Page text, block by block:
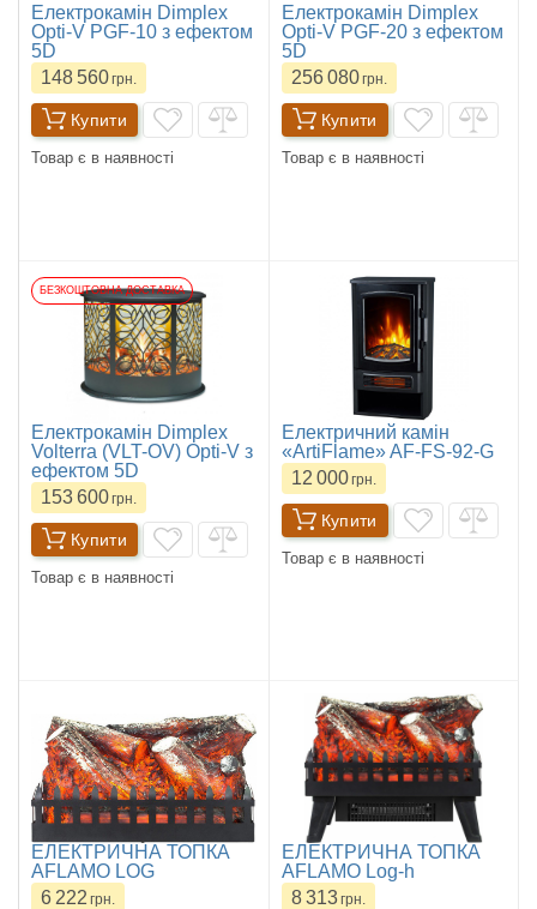
Електрокамін Dimplex
Opti-V PGF-10 з ефектом
5D
148 560грн.
Купити
Товар є в наявності
Електрокамін Dimplex
Opti-V PGF-20 з ефектом
5D
256 080грн.
Купити
Товар є в наявності
БЕЗКОШТОВНА ДОСТАВКА
Електрокамін Dimplex
Volterra (VLT-OV) Opti-V з
ефектом 5D
153 600грн.
Купити
Товар є в наявності
Електричний камін
«ArtiFlame» AF-FS-92-G
12 000грн.
Купити
Товар є в наявності
ЕЛЕКТРИЧНА ТОПКА
AFLAMO LOG
6 222 грн.
ЕЛЕКТРИЧНА ТОПКА
AFLAMO Log-h
8 313грн.